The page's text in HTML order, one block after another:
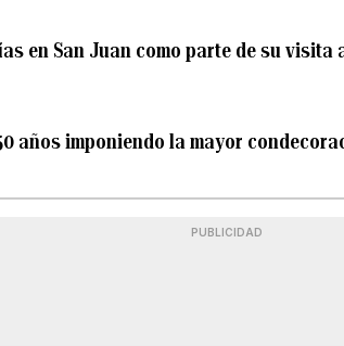
en San Juan como parte de su visita
años imponiendo la mayor
PUBLICIDAD